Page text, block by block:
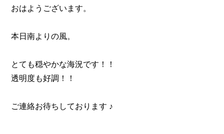
おはようございます。
本日南よりの風。
とても穏やかな海況です！！
透明度も好調！！
ご連絡お待ちしております ♪